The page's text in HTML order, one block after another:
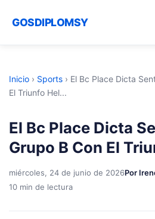
GOSDIPLOMSY
Inicio › Sports › El Bc Place Dicta
El Triunfo Hel...
El Bc Place Dicta
Grupo B Con El
miércoles, 24 de junio de 2026Por
10 min de lectura